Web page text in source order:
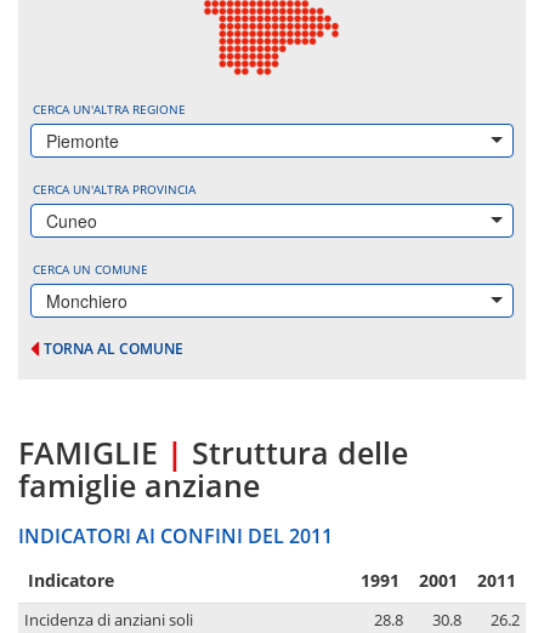
CERCA UN'ALTRA REGIONE
Piemonte
CERCA UN'ALTRA PROVINCIA
Cuneo
CERCA UN COMUNE
Monchiero
TORNA AL COMUNE
FAMIGLIE | Struttura delle
famiglie anziane
INDICATORI AI CONFINI DEL 2011
Indicatore 1991 2001 2011
Incidenza di anziani soli 28.8 30.8
26.2